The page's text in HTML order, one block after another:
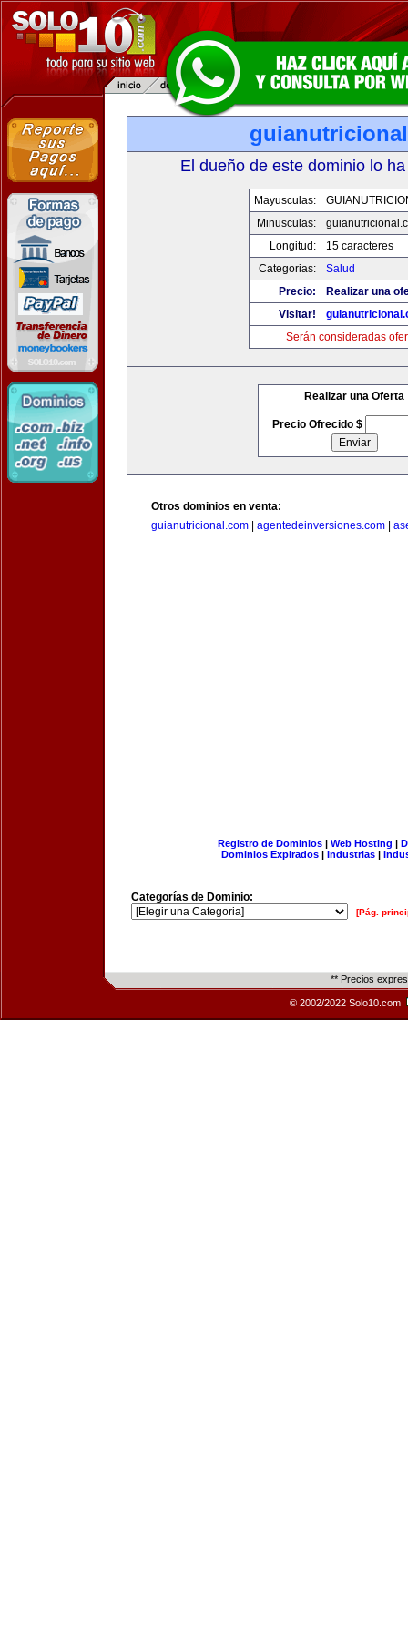
El dueño de este dominio lo
Mayusculas:
Minusculas:
Longitud:
15 caracteres
Categorias:
Salud
Precio:
Realizar una
Visitar!
Serán consideradas
Realizar una Oferta
Precio Ofrecido $
Otros dominios en venta:
guianutricional.com
agentedeinversiones.com
Registro de Dominios| Web Hosting |
Dominios Expirados | Industrias |
Categorías de Dominio:
[Pág.
** Precios
© 2002/2022 Solo10.com